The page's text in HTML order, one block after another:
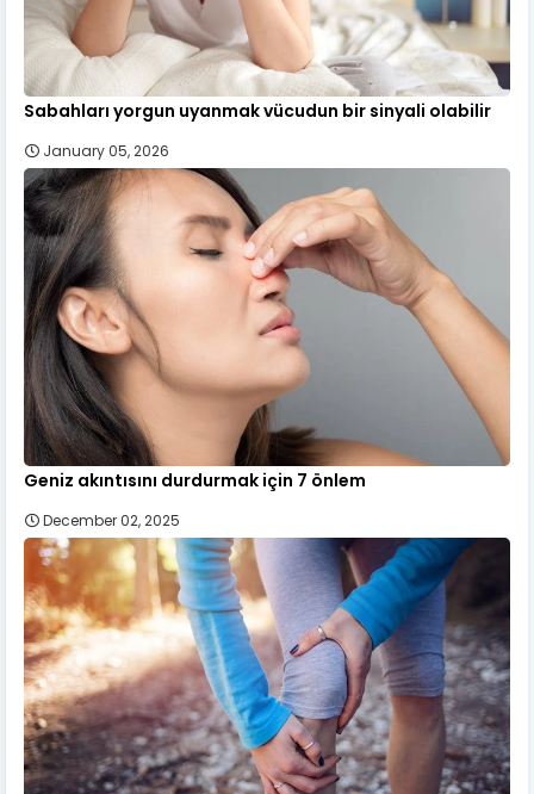
Sabahları yorgun uyanmak vücudun bir sinyali olabilir
January 05, 2026
Geniz akıntısını durdurmak için 7 önlem
December 02, 2025